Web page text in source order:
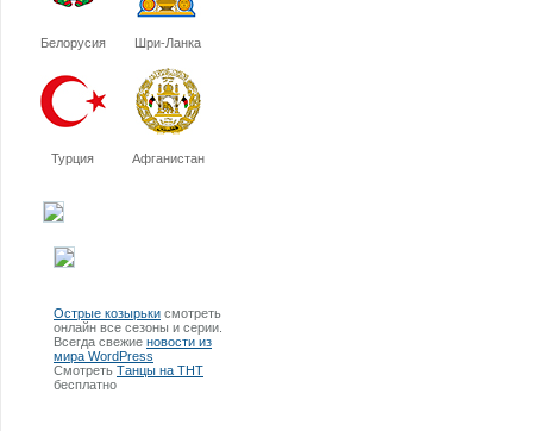
Белорусия Шри-Ланка
Турция Афганистан
Острые козырьки смотреть
онлайн все сезоны и серии.
Всегда свежие новости из
мира WordPress
Смотреть Танцы на ТНТ
бесплатно